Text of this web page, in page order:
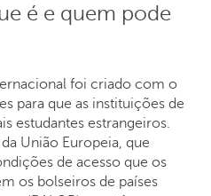
é e quem pode
foi criado com o
para que as instituições de
estudantes estrangeiros.
União Europeia, que
de acesso que os
os bolseiros de países